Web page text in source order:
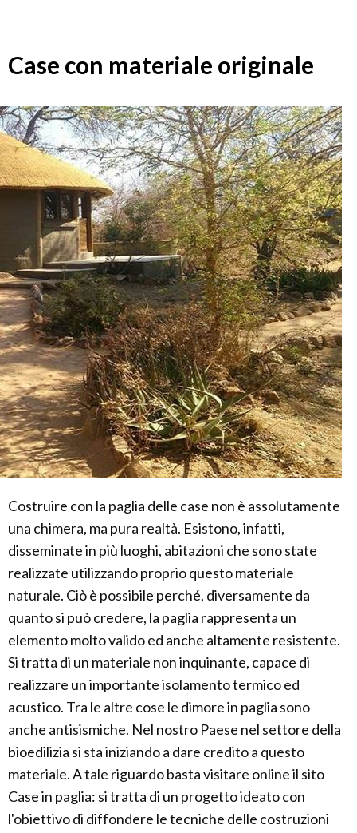
Case con materiale originale
Costruire con la paglia delle case non è assolutamente
una chimera, ma pura realtà. Esistono, infatti,
disseminate in più luoghi, abitazioni che sono state
realizzate utilizzando proprio questo materiale
naturale. Ciò è possibile perché, diversamente da
quanto si può credere, la paglia rappresenta un
elemento molto valido ed anche altamente resistente.
Si tratta di un materiale non inquinante, capace di
realizzare un importante isolamento termico ed
acustico. Tra le altre cose le dimore in paglia sono
anche antisismiche. Nel nostro Paese nel settore della
bioedilizia si sta iniziando a dare credito a questo
materiale. A tale riguardo basta visitare online il sito
Case in paglia: si tratta di un progetto ideato con
l'obiettivo di diffondere le tecniche delle costruzioni